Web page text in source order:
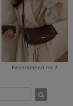
Recommend no.3